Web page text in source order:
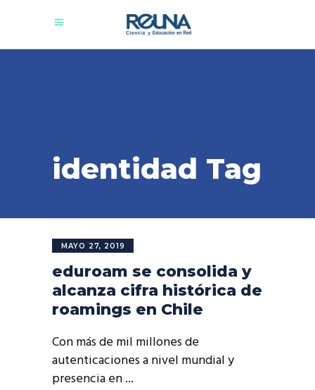
identidad Tag
MAYO 27, 2019
eduroam se consolida y
alcanza cifra histórica de
roamings en Chile
Con más de mil millones de
autenticaciones a nivel mundial y
presencia en